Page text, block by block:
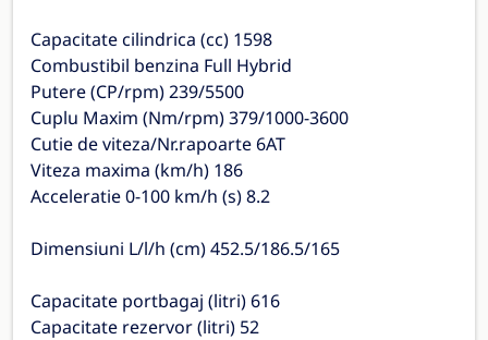
Capacitate cilindrica (cc) 1598
Combustibil benzina Full Hybrid
Putere (CP/rpm) 239/5500
Cuplu Maxim (Nm/rpm) 379/1000-3600
Cutie de viteza/Nr.rapoarte 6AT
Viteza maxima (km/h) 186
Acceleratie 0-100 km/h (s) 8.2
Dimensiuni L/l/h (cm) 452.5/186.5/165
Capacitate portbagaj (litri) 616
Capacitate rezervor (litri) 52